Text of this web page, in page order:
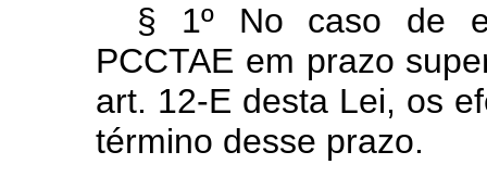
§ 1º No caso de
PCCTAE em prazo
art. 12-E desta Lei, os
término desse prazo.